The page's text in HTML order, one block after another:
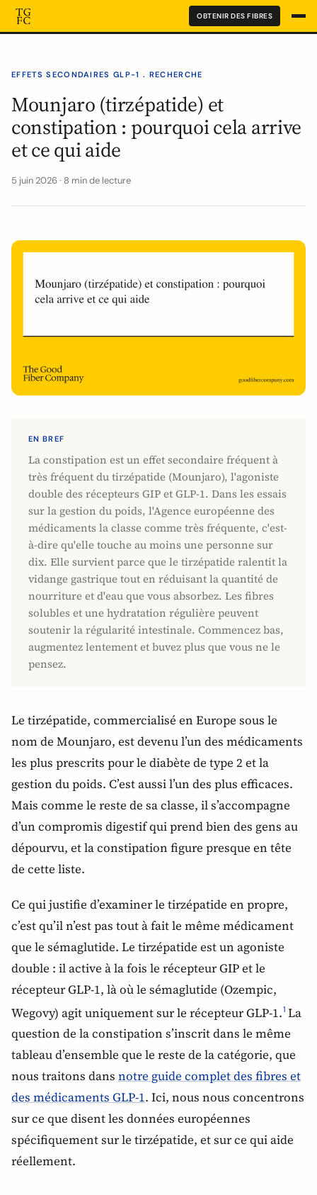
OBTENIR DES FIBRES
EFFETS SECONDAIRES GLP-1 . RECHERCHE
Mounjaro (tirzépatide) et
constipation : pourquoi cela arrive
et ce qui aide
5 juin 2026 · 8 min de lecture
EN BREF
La constipation est un effet secondaire fréquent à
très fréquent du tirzépatide (Mounjaro), l'agoniste
double des récepteurs GIP et GLP-1. Dans les essais
sur la gestion du poids, l'Agence européenne des
médicaments la classe comme très fréquente, c'est-
à-dire qu'elle touche au moins une personne sur
dix. Elle survient parce que le tirzépatide ralentit la
vidange gastrique tout en réduisant la quantité de
nourriture et d'eau que vous absorbez. Les fibres
solubles et une hydratation régulière peuvent
soutenir la régularité intestinale. Commencez bas,
augmentez lentement et buvez plus que vous ne le
pensez.
Le tirzépatide, commercialisé en Europe sous le
nom de Mounjaro, est devenu l’un des médicaments
les plus prescrits pour le diabète de type 2 et la
gestion du poids. C’est aussi l’un des plus efficaces.
Mais comme le reste de sa classe, il s’accompagne
d’un compromis digestif qui prend bien des gens au
dépourvu, et la constipation figure presque en tête
de cette liste.
Ce qui justifie d’examiner le tirzépatide en propre,
c’est qu’il n’est pas tout à fait le même médicament
que le sémaglutide. Le tirzépatide est un agoniste
double : il active à la fois le récepteur GIP et le
récepteur GLP-1, là où le sémaglutide (Ozempic,
Wegovy) agit uniquement sur le récepteur GLP-1.1 La
question de la constipation s’inscrit dans le même
tableau d’ensemble que le reste de la catégorie, que
nous traitons dans notre guide complet des fibres et
des médicaments GLP-1. Ici, nous nous concentrons
sur ce que disent les données européennes
spécifiquement sur le tirzépatide, et sur ce qui aide
réellement.